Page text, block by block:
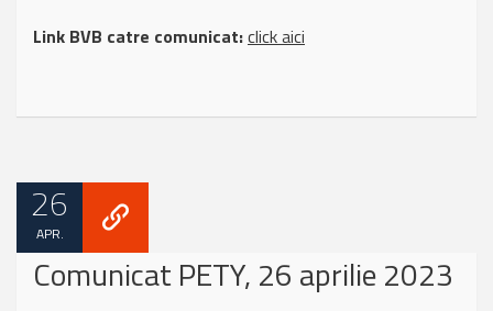
Link BVB catre comunicat:click aici
26
APR.
Comunicat PETY, 26 aprilie 2023